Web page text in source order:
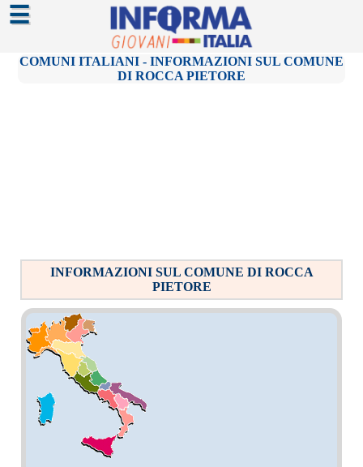
☰
COMUNI ITALIANI - INFORMAZIONI SUL COMUNE
DI ROCCA PIETORE
INFORMAZIONI SUL COMUNE DI ROCCA
PIETORE